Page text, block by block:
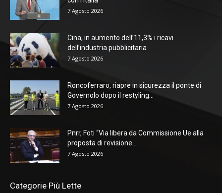
7 Agosto 2026
Cina, in aumento dell’11,3% i ricavi
dell’industria pubblicitaria
7 Agosto 2026
Roncoferraro, riapre in sicurezza il ponte di
Governolo dopo il restyling...
7 Agosto 2026
Pnrr, Foti “Via libera da Commissione Ue alla
proposta di revisione...
7 Agosto 2026
Categorie Più Lette